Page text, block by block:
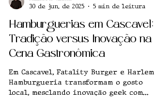
Alisson Viana
30 de jun. de 2025
5 min de leitura
Hamburguerias em Cascavel:
Tradição versus Inovação na
Cena Gastronômica